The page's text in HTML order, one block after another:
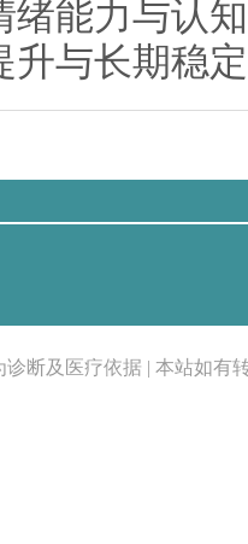
绪能力与认
升与长期稳
断及医疗依据 | 本站如